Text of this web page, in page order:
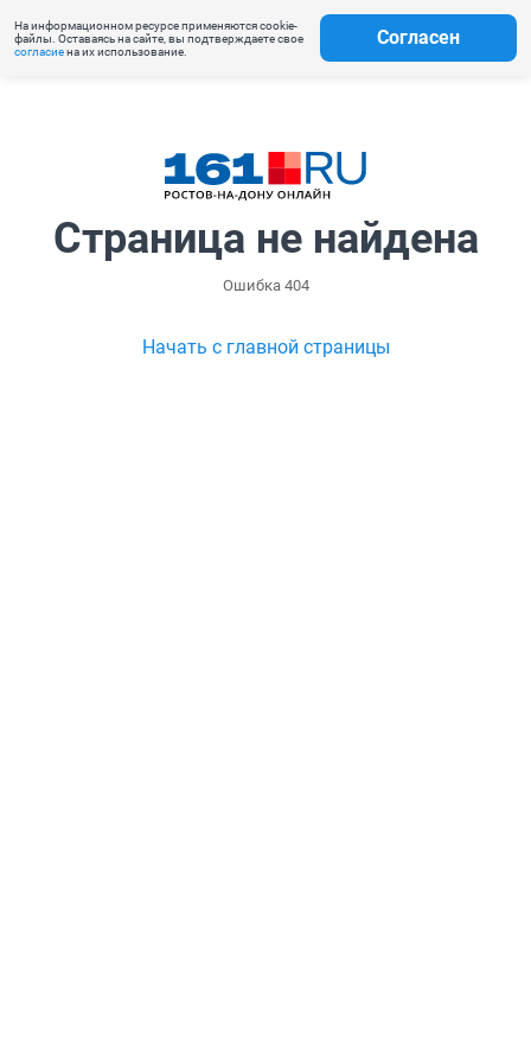
На информационном ресурсе применяются cookie-
файлы. Оставаясь на сайте, вы подтверждаете свое
согласиена их использование.
Согласен
Страница не найдена
Ошибка 404
Начать с главной страницы